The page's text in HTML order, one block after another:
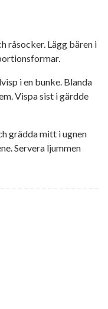
råsocker. Lägg bären i
i en bunke. Blanda
Vispa sist i gärdde
grädda mitt i ugnen
Servera ljummen